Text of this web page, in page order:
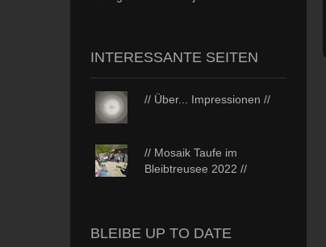
INTERESSANTE SEITEN
// Über... Impressionen //
// Mosaik Taufe im
Bleibtreusee 2022 //
BLEIBE UP TO DATE